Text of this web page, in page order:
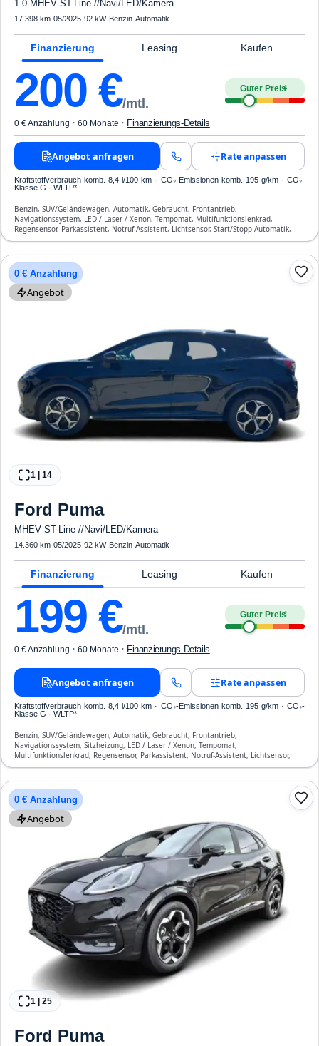
1.0 MHEV ST-Line //Navi/LED/Kamera
17.398 km·05/2025·92 kW· Benzin·Automatik
Finanzierung Leasing Kaufen
200 €/mtl.
Guter Preis4
0 € Anzahlung · 60 Monate · Finanzierungs-Details
Angebot anfragen Rate anpassen
Kraftstoffverbrauch komb. 8,4 l/100 km · CO₂-Emissionen komb. 195 g/km · CO₂-
Klasse G · WLTP*
Benzin, SUV/Geländewagen, Automatik, Gebraucht, Frontantrieb,
Navigationssystem, LED / Laser / Xenon, Tempomat, Multifunktionslenkrad,
Regensensor, Parkassistent, Notruf-Assistent, Lichtsensor, Start/Stopp-Automatik,
Bluetooth, Freisprecheinrichtung, Verkehrszeichen-Erkennung, ESP, ABS,
0 € Anzahlung
Angebot
1 14
Ford Puma
MHEV ST-Line //Navi/LED/Kamera
14.360 km·05/2025·92 kW· Benzin·Automatik
Finanzierung Leasing Kaufen
199 €/mtl.
Guter Preis4
0 € Anzahlung · 60 Monate · Finanzierungs-Details
Angebot anfragen Rate anpassen
Kraftstoffverbrauch komb. 8,4 l/100 km · CO₂-Emissionen komb. 195 g/km · CO₂-
Klasse G · WLTP*
Benzin, SUV/Geländewagen, Automatik, Gebraucht, Frontantrieb,
Navigationssystem, Sitzheizung, LED / Laser / Xenon, Tempomat,
Multifunktionslenkrad, Regensensor, Parkassistent, Notruf-Assistent, Lichtsensor,
Start/Stopp-Automatik, Bluetooth, Freisprecheinrichtung, Verkehrszeichen-
0 € Anzahlung
Angebot
1 25
Ford Puma